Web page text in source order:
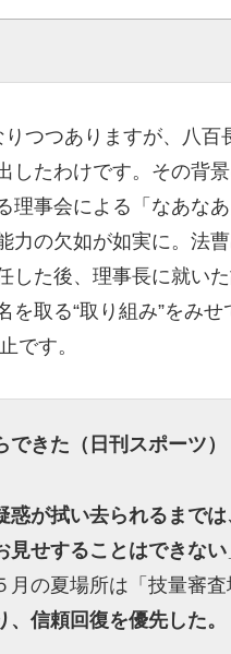
つつありますが、八百
したわけです。その背
理事会による「なあな
力の欠如が如実に。法
した後、理事長に就い
取る“取り組み”をみ
です。
きた（日刊スポーツ）
惑が拭い去られるまで
見せすることはできない
月の夏場所は「技量審
、信頼回復を優先した。